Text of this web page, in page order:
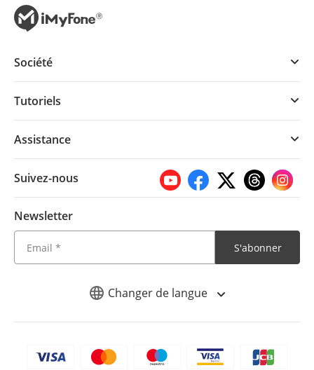
Changer de langue
Société
Tutoriels
Assistance
Suivez-nous
Newsletter
S'abonner